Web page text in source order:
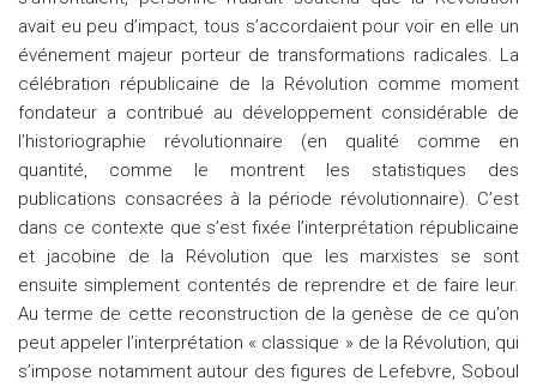
avait eu peu d’impact, tous s’accordaient pour voir en elle un
événement majeur porteur de transformations radicales. La
célébration républicaine de la Révolution comme moment
fondateur a contribué au développement considérable de
l’historiographie révolutionnaire (en qualité comme en
quantité, comme le montrent les statistiques des
publications consacrées à la période révolutionnaire). C’est
dans ce contexte que s’est fixée l’interprétation républicaine
et jacobine de la Révolution que les marxistes se sont
ensuite simplement contentés de reprendre et de faire leur.
Au terme de cette reconstruction de la genèse de ce qu’on
peut appeler l’interprétation « classique » de la Révolution, qui
s’impose notamment autour des figures de Lefebvre, Soboul